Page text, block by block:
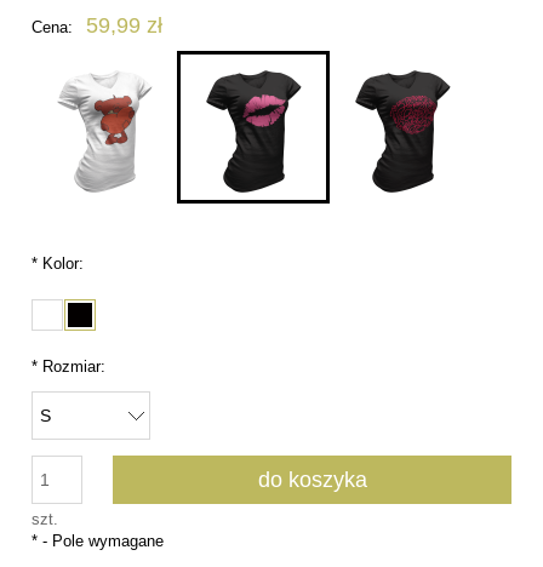
Cena: 59,99 zł
* Kolor:
* Rozmiar:
szt.
do koszyka
* - Pole wymagane